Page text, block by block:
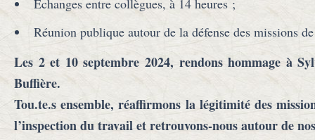
Échanges entre collègues, à 14 heures ;
Réunion publique autour de la défense des missions
Les 2 et 10 septembre 2024, rendons hommage à
Buffière.
Tou.te.s ensemble, réaffirmons la légitimité des
l’inspection du travail et retrouvons-nous autour de